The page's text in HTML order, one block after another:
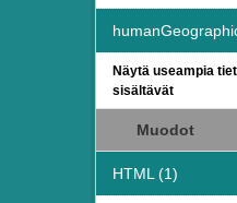
Näytä useampia
sisältävät
Muodot
HTML (1)